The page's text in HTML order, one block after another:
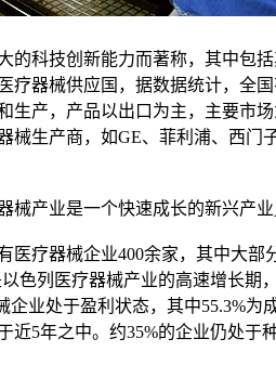
的科技创新能力而著称，其中包
疗器械供应国，据数据统计，全
生产，产品以出口为主，主要市
械生产商，如GE、菲利浦、西门
械产业是一个快速成长的新兴产业
医疗器械企业400余家，其中大部
以色列医疗器械产业的高速增长
企业处于盈利状态，其中55.3%为
近5年之中。约35%的企业仍处于